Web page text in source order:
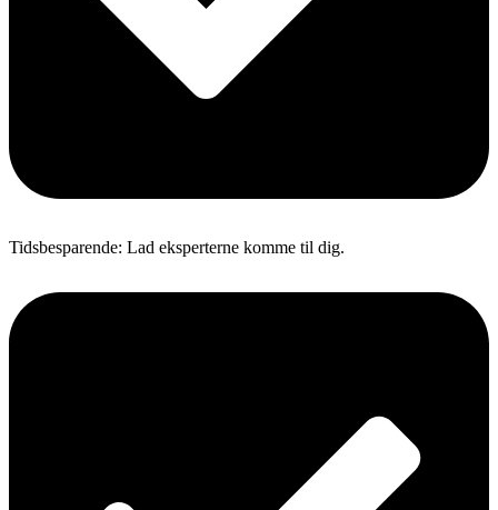
Tidsbesparende: Lad eksperterne komme til dig.